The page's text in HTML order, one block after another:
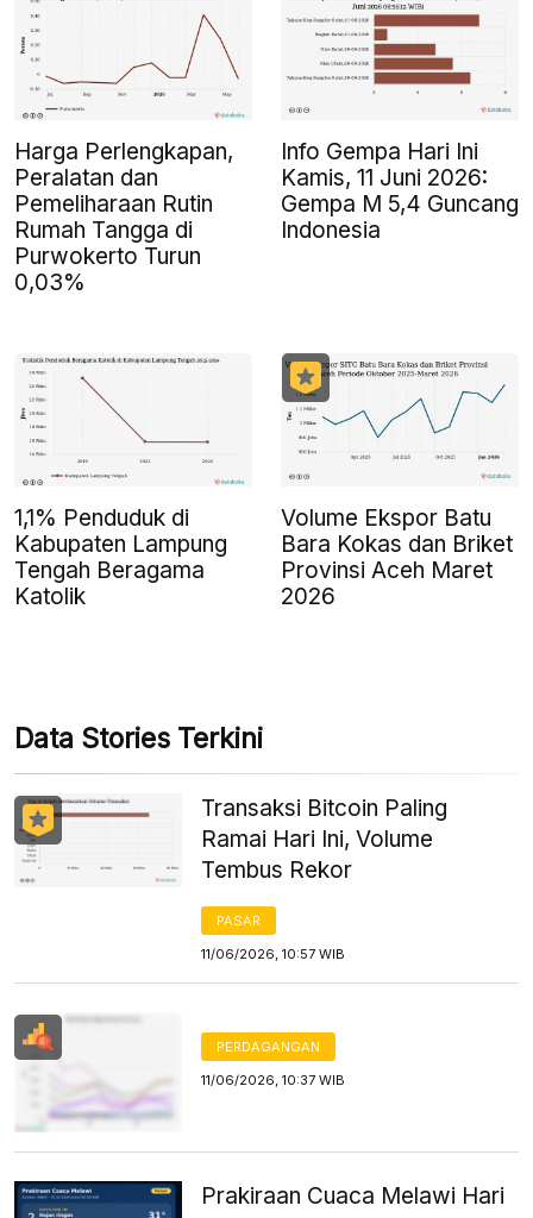
Harga Perlengkapan,
Peralatan dan
Pemeliharaan Rutin
Rumah Tangga di
Purwokerto Turun
0,03%
Info Gempa Hari Ini
Kamis, 11 Juni 2026:
Gempa M 5,4 Guncang
Indonesia
1,1% Penduduk di
Kabupaten Lampung
Tengah Beragama
Katolik
Volume Ekspor Batu
Bara Kokas dan Briket
Provinsi Aceh Maret
2026
Data Stories Terkini
Transaksi Bitcoin Paling
Ramai Hari Ini, Volume
Tembus Rekor
PASAR
11/06/2026, 10:57 WIB
PERDAGANGAN
11/06/2026, 10:37 WIB
Prakiraan Cuaca Melawi Hari